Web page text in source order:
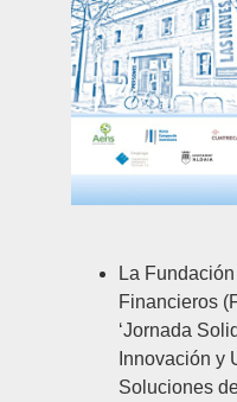
La
Financieros
‘Jornada
Innovación y
Soluciones